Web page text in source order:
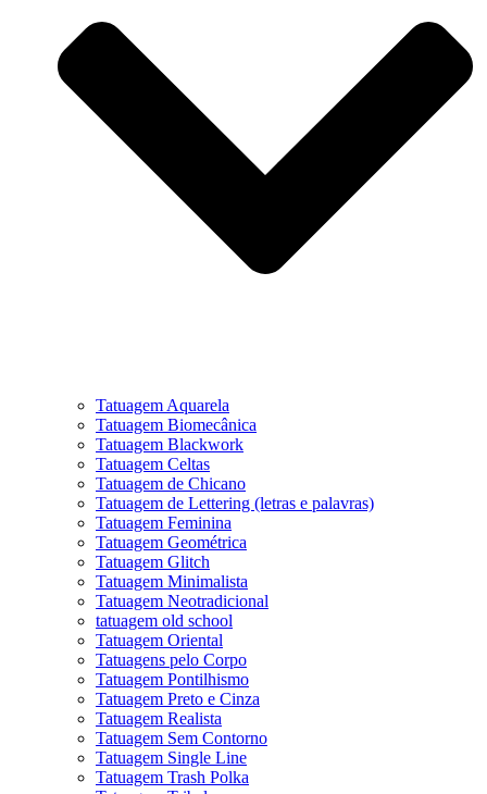
Tatuagem Aquarela
Tatuagem Biomecânica
Tatuagem Blackwork
Tatuagem Celtas
Tatuagem de Chicano
Tatuagem de Lettering (letras e palavras)
Tatuagem Feminina
Tatuagem Geométrica
Tatuagem Glitch
Tatuagem Minimalista
Tatuagem Neotradicional
tatuagem old school
Tatuagem Oriental
Tatuagens pelo Corpo
Tatuagem Pontilhismo
Tatuagem Preto e Cinza
Tatuagem Realista
Tatuagem Sem Contorno
Tatuagem Single Line
Tatuagem Trash Polka